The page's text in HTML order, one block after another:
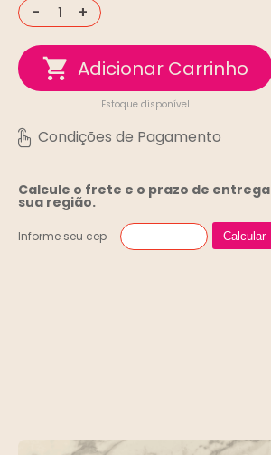
- +
Estoque disponível
Calcule o frete e o prazo de entrega
sua região.
Informe seu cep Calcular